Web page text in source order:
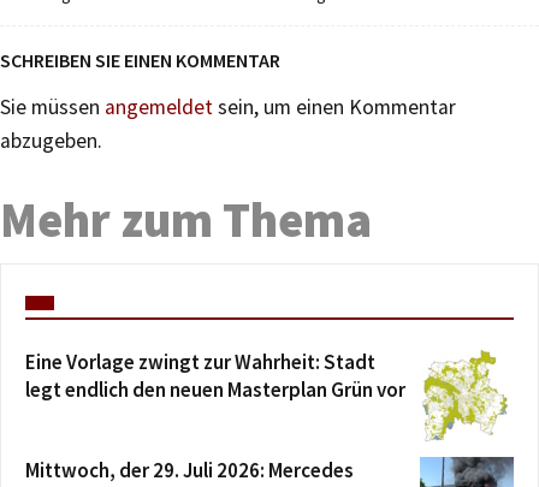
SCHREIBEN SIE EINEN KOMMENTAR
Sie müssen angemeldetsein, um einen Kommentar
abzugeben.
Mehr zum Thema
Eine Vorlage zwingt zur Wahrheit: Stadt
legt endlich den neuen Masterplan Grün vor
Mittwoch, der 29. Juli 2026: Mercedes